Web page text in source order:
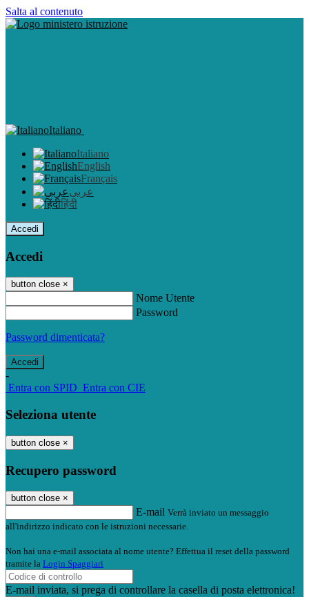
Salta al contenuto
Italiano
Italiano
English
Français
عربى
हिंदी
Accedi
Accedi
button close ×
Nome Utente
Password
Password dimenticata?
-
Entra con SPID Entra con CIE
Seleziona utente
button close ×
Recupero password
button close ×
E-mail Verrà inviato un messaggio
all'indirizzo indicato con le istruzioni necessarie.
Non hai una e-mail associata al nome utente? Effettua il reset della password
tramite la Login Spaggiari
E-mail inviata, si prega di controllare la casella di posta elettronica!